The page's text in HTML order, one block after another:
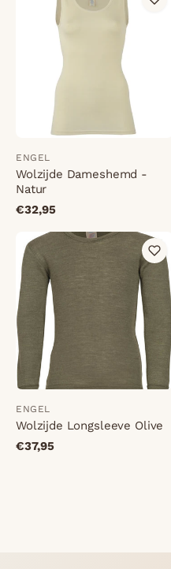
ENGEL
Wolzijde Dameshemd -
Natur
€32,95
ENGEL
Wolzijde Longsleeve Olive
€37,95